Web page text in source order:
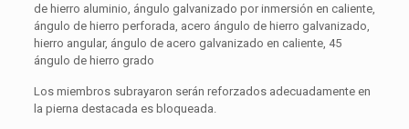
de hierro aluminio, ángulo galvanizado por inmersión en caliente,
ángulo de hierro perforada, acero ángulo de hierro galvanizado,
hierro angular, ángulo de acero galvanizado en caliente, 45
ángulo de hierro grado
Los miembros subrayaron serán reforzados adecuadamente en
la pierna destacada es bloqueada.